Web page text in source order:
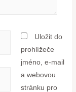
Uložit do
prohlížeče
jméno, e-mail
a webovou
stránku pro